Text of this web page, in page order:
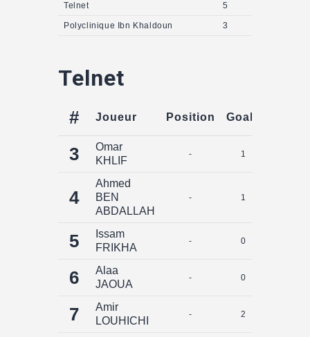
Telnet 5
Polyclinique Ibn Khaldoun 3
Telnet
# Joueur Position Goals
3
Omar
KHLIF
- 1
4
Ahmed
BEN
ABDALLAH
- 1
5
Issam
FRIKHA
- 0
6
Alaa
JAOUA
- 0
7
Amir
LOUHICHI
- 2